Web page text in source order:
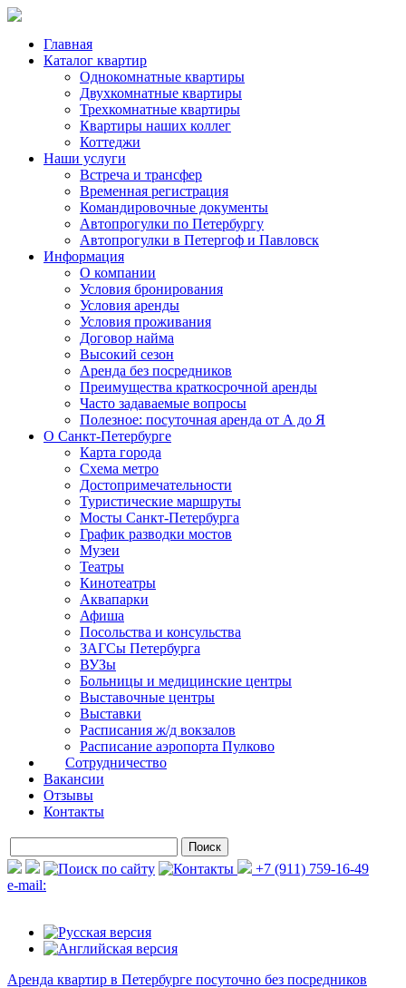
Главная
Каталог квартир
Однокомнатные квартиры
Двухкомнатные квартиры
Трехкомнатные квартиры
Квартиры наших коллег
Коттеджи
Наши услуги
Встреча и трансфер
Временная регистрация
Командировочные документы
Автопрогулки по Петербургу
Автопрогулки в Петергоф и Павловск
Информация
О компании
Условия бронирования
Условия аренды
Условия проживания
Договор найма
Высокий сезон
Аренда без посредников
Преимущества краткосрочной аренды
Часто задаваемые вопросы
Полезное: посуточная аренда от А до Я
О Санкт-Петербурге
Карта города
Схема метро
Достопримечательности
Туристические маршруты
Мосты Санкт-Петербурга
График разводки мостов
Музеи
Театры
Кинотеатры
Аквапарки
Афиша
Посольства и консульства
ЗАГСы Петербурга
ВУЗы
Больницы и медицинские центры
Выставочные центры
Выставки
Расписания ж/д вокзалов
Расписание аэропорта Пулково
Сотрудничество
Вакансии
Отзывы
Контакты
+7 (911) 759-16-49
e-mail:
Аренда квартир в Петербурге посуточно без посредников